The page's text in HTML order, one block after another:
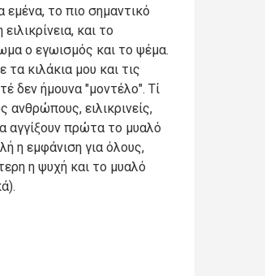
εμένα, το πιο σημαντικό
και το
ο εγωισμός και το ψέμα.
κιλάκια μου και τις
δεν ήμουνα "μοντέλο". Τί
ανθρώπους, ειλικρινείς,
αγγίξουν πρώτα το μυαλό
η εμφάνιση για όλους,
η ψυχή και το μυαλό